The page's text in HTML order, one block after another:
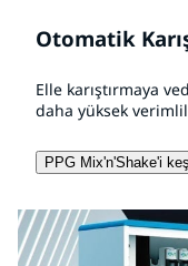
Otomatik
Elle karıştırmaya
daha yüksek
PPG Mix'n'Shake'i